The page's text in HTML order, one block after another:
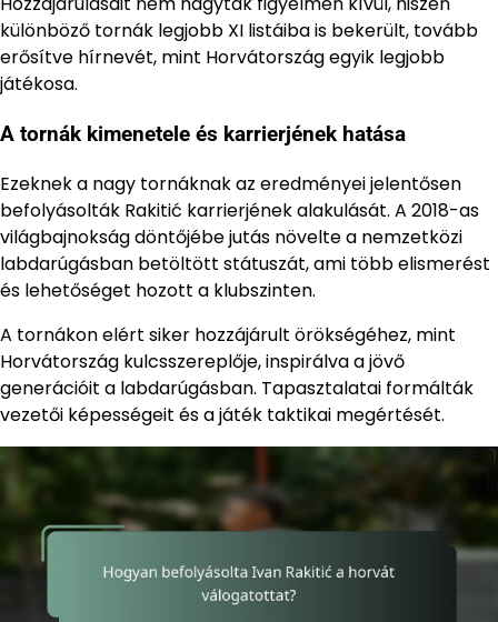
különböző tornák legjobb XI listáiba is bekerült, tovább
erősítve hírnevét, mint Horvátország egyik legjobb
játékosa.
A tornák kimenetele és karrierjének hatása
Ezeknek a nagy tornáknak az eredményei jelentősen
befolyásolták Rakitić karrierjének alakulását. A 2018-as
világbajnokság döntőjébe jutás növelte a nemzetközi
labdarúgásban betöltött státuszát, ami több elismerést
és lehetőséget hozott a klubszinten.
A tornákon elért siker hozzájárult örökségéhez, mint
Horvátország kulcsszereplője, inspirálva a jövő
generációit a labdarúgásban. Tapasztalatai formálták
vezetői képességeit és a játék taktikai megértését.